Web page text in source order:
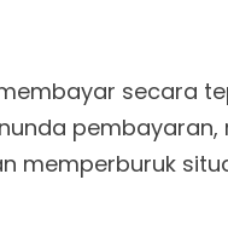
secara
pembayaran,
memperburuk